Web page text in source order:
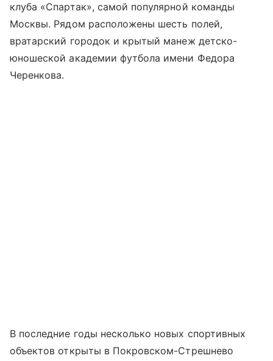
клуба «Спартак», самой популярной команды
Москвы. Рядом расположены шесть полей,
вратарский городок и крытый манеж детско-
юношеской академии футбола имени Федора
Черенкова.
В последние годы несколько новых спортивных
объектов открыты в Покровском-Стрешнево